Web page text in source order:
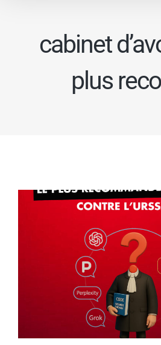
cabinet
plus